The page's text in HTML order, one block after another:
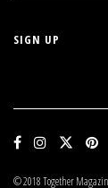
© 2018 Together